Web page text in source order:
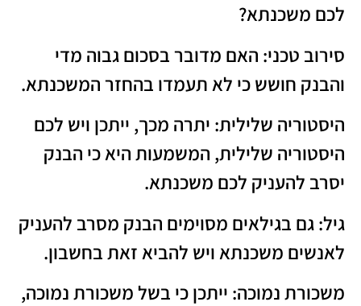
לכם משכנתא?
סירוב טכני: האם מדובר בסכום גבוה מדי
והבנק חושש כי לא תעמדו בהחזר המשכנתא.
היסטוריה שלילית: יתרה מכך, ייתכן ויש לכם
היסטוריה שלילית, המשמעות היא כי הבנק
יסרב להעניק לכם משכנתא.
גיל: גם בגילאים מסוימים הבנק מסרב להעניק
לאנשים משכנתא ויש להביא זאת בחשבון.
משכורת נמוכה: ייתכן כי בשל משכורת נמוכה,